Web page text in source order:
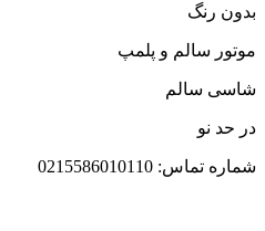
بدون رنگ
موتور سالم و پلمپ
شاسی سالم
در حد نو
شماره تماس: 0215586010110